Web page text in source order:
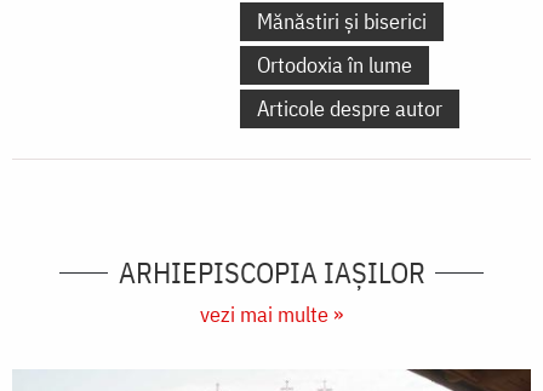
Mănăstiri și biserici
Ortodoxia în lume
Articole despre autor
ARHIEPISCOPIA IAŞILOR
vezi mai multe »